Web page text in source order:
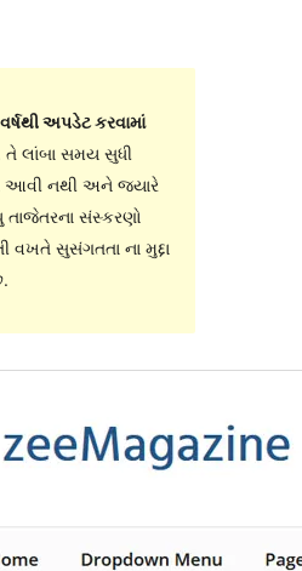
અપડેટ કરવામાં
તે લાંબા સમય સુધી
આવી નથી અને જ્યારે
તાજેતરના સંસ્કરણો
વખતે સુસંગતતા ના મુદ્દા